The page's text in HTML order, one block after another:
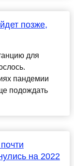
позже,
​​для
пандемии
подождать
на 2022